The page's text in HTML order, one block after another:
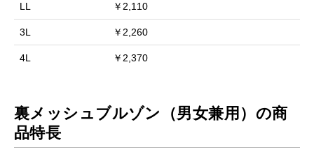
LL ￥2,110
3L ￥2,260
4L ￥2,370
裏メッシュブルゾン（男女兼用）の商
品特長